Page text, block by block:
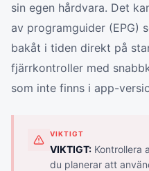
sin egen hårdvara. Det
av programguider (EPG)
bakåt i tiden direkt på
fjärrkontroller med
som inte finns i app-
VIKTIGT
VIKTIGT: Kontrollera
du planerar att